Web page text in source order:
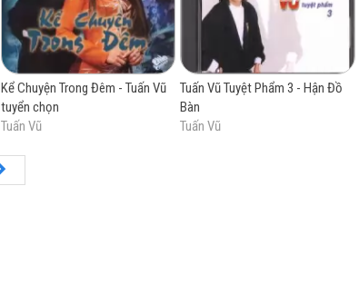
Kể Chuyện Trong Đêm - Tuấn Vũ
tuyển chọn
Tuấn Vũ
Tuấn Vũ Tuyệt Phẩm 3 - Hận Đồ
Bàn
Tuấn Vũ